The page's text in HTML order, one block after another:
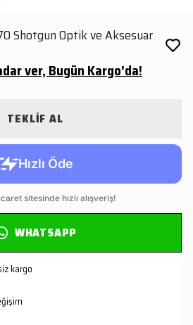
Shotgun Optik ve Aksesuar
ver, Bugün Kargo'da!
TEKLİF AL
WHATSAPP
kargo